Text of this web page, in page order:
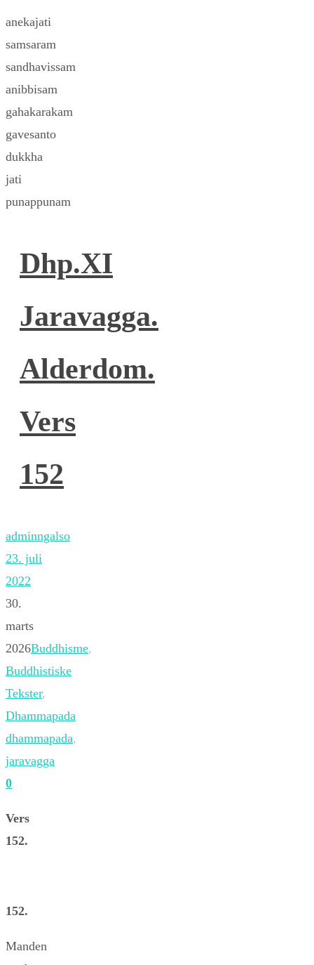
anekajati
samsaram
sandhavissam
anibbisam
gahakarakam
gavesanto
dukkha
jati
punappunam
Dhp.XI
Jaravagga.
Alderdom.
Vers
152
adminngalso
23. juli
2022
30.
marts
2026Buddhisme,
Buddhistiske
Tekster,
Dhammapada
dhammapada,
jaravagga
0
Vers
152.
152.
Manden